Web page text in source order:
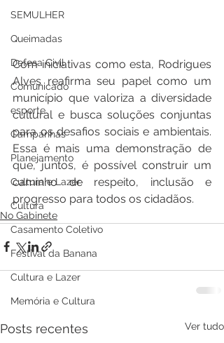
SEMULHER
Queimadas
Defesa Civil
Comunicado
esporte
Campanhas
Planejamento
Cultura e Lazer
Cultura
Casamento Coletivo
Festival da Banana
Cultura e Lazer
Memória e Cultura
Com iniciativas como esta, Rodrigues
Alves reafirma seu papel como um
município que valoriza a diversidade
cultural e busca soluções conjuntas
para os desafios sociais e ambientais.
Essa é mais uma demonstração de
que, juntos, é possível construir um
caminho de respeito, inclusão e
progresso para todos os cidadãos.
No Gabinete
Posts recentes Ver tudo